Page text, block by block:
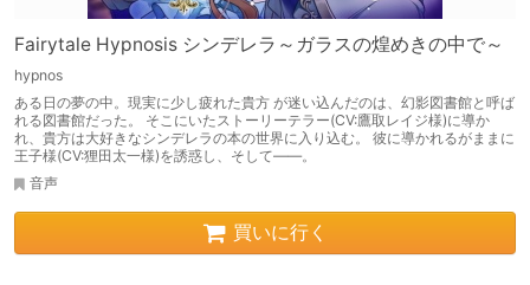
Fairytale Hypnosis シンデレラ～ガラスの煌めきの中で～
hypnos
ある日の夢の中。現実に少し疲れた貴方 が迷い込んだのは、幻影図書館と呼ば
れる図書館だった。 そこにいたストーリーテラー(CV:鷹取レイジ様)に導か
れ、貴方は大好きなシンデレラの本の世界に入り込む。 彼に導かれるがままに
王子様(CV:狸田太一様)を誘惑し、そして――。
音声
買いに行く